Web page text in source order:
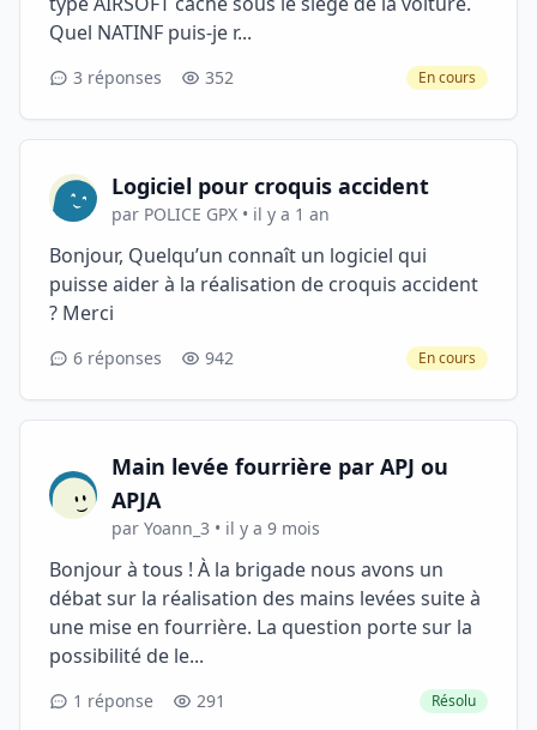
Quel NATINF puis-je r...
3 réponses 352 En cours
Logiciel pour croquis accident
par POLICE GPX • il y a 1 an
Bonjour, Quelqu’un connaît un logiciel qui
puisse aider à la réalisation de croquis accident
? Merci
6 réponses 942 En cours
Main levée fourrière par APJ ou
APJA
par Yoann_3 • il y a 9 mois
Bonjour à tous ! À la brigade nous avons un
débat sur la réalisation des mains levées suite à
une mise en fourrière. La question porte sur la
possibilité de le...
1 réponse 291 Résolu